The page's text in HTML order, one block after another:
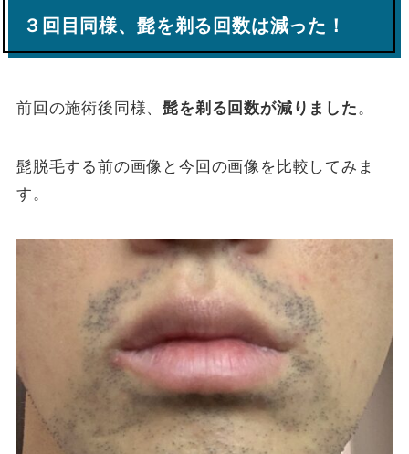
３回目同様、髭を剃る回数は減った！
前回の施術後同様、髭を剃る回数が減りました 。
髭脱毛する前の画像と今回の画像を比較してみま
す。